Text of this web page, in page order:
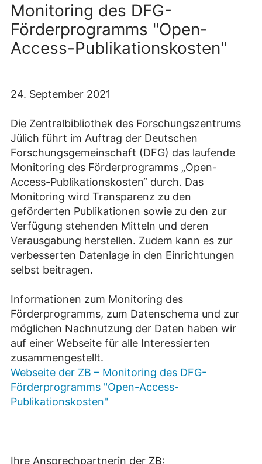
Monitoring des DFG-
Förderprogramms "Open-
Access-Publikationskosten"
24. September 2021
Die Zentralbibliothek des Forschungszentrums
Jülich führt im Auftrag der Deutschen
Forschungsgemeinschaft (DFG) das laufende
Monitoring des Förderprogramms „Open-
Access-Publikationskosten“ durch. Das
Monitoring wird Transparenz zu den
geförderten Publikationen sowie zu den zur
Verfügung stehenden Mitteln und deren
Verausgabung herstellen. Zudem kann es zur
verbesserten Datenlage in den Einrichtungen
selbst beitragen.
Informationen zum Monitoring des
Förderprogramms, zum Datenschema und zur
möglichen Nachnutzung der Daten haben wir
auf einer Webseite für alle Interessierten
zusammengestellt.
Webseite der ZB – Monitoring des DFG-
Förderprogramms "Open-Access-
Publikationskosten"
Ihre Ansprechpartnerin der ZB: